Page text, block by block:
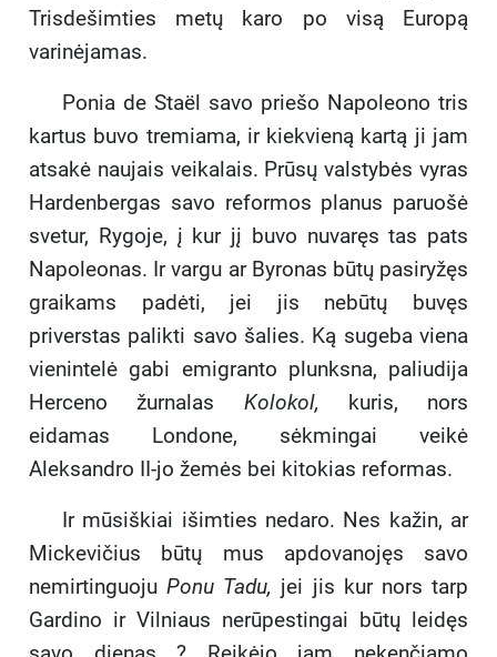
Trisdešimties metų karo po visą Europą
varinėjamas.
Ponia de Staël savo priešo Napoleono tris
kartus buvo tremiama, ir kiekvieną kartą ji jam
atsakė naujais veikalais. Prūsų valstybės vyras
Hardenbergas savo reformos planus paruošė
svetur, Rygoje, į kur jį buvo nuvaręs tas pats
Napoleonas. Ir vargu ar Byronas būtų pasiryžęs
graikams padėti, jei jis nebūtų buvęs
priverstas palikti savo šalies. Ką sugeba viena
vienintelė gabi emigranto plunksna, paliudija
Herceno žurnalas Kolokol, kuris, nors
eidamas Londone, sėkmingai veikė
Aleksandro II-jo žemės bei kitokias reformas.
Ir mūsiškiai išimties nedaro. Nes kažin, ar
Mickevičius būtų mus apdovanojęs savo
nemirtinguojuPonu Tadu, jei jis kur nors tarp
Gardino ir Vilniaus nerūpestingai būtų leidęs